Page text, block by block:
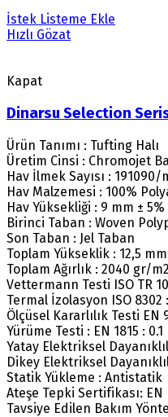
İstek Listeme Ekle
Hızlı Gözat
Kapat
Dinarsu Selection
Ürün Tanımı : Tufting Halı
Üretim Cinsi : Chromojet
Hav İlmek Sayısı : 191090/
Hav Malzemesi : 100%
Hav Yüksekliği : 9 mm ± 5%
Birinci Taban : Woven
Son Taban : Jel Taban
Toplam Yükseklik : 12,5
Toplam Ağırlık : 2040 gr/
Vettermann Testi ISO TR
Termal İzolasyon ISO 8302
Ölçüsel Kararlılık Testi EN
Yürüme Testi : EN 1815 : 0.1
Yatay Elektriksel
Dikey Elektriksel
Statik Yükleme : Antistatik
Ateşe Tepki Sertifikası: EN
Tavsiye Edilen Bakım